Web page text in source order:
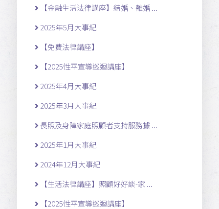
【金融生活法律講座】結婚、離婚 ...
2025年5月大事紀
【免費法律講座】
【2025性平宣導巡迴講座】
2025年4月大事紀
2025年3月大事紀
長照及身障家庭照顧者支持服務據 ...
2025年1月大事紀
2024年12月大事紀
【生活法律講座】照顧好好談-家 ...
【2025性平宣導巡迴講座】